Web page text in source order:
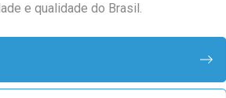
e qualidade do Brasil.